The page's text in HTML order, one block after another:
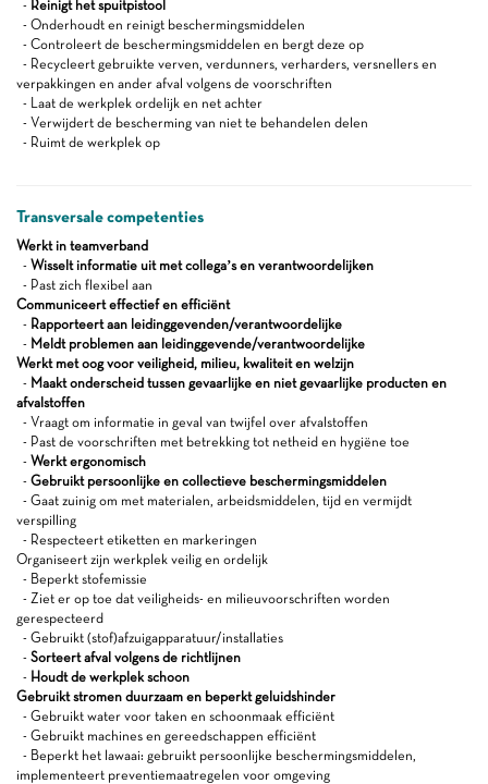
- Reinigt het spuitpistool
- Onderhoudt en reinigt beschermingsmiddelen
- Controleert de beschermingsmiddelen en bergt deze op
- Recycleert gebruikte verven, verdunners, verharders, versnellers en
verpakkingen en ander afval volgens de voorschriften
- Laat de werkplek ordelijk en net achter
- Verwijdert de bescherming van niet te behandelen delen
- Ruimt de werkplek op
Transversale competenties
Werkt in teamverband
- Wisselt informatie uit met collega’s en verantwoordelijken
- Past zich flexibel aan
Communiceert effectief en efficiënt
- Rapporteert aan leidinggevenden/verantwoordelijke
- Meldt problemen aan leidinggevende/verantwoordelijke
Werkt met oog voor veiligheid, milieu, kwaliteit en welzijn
- Maakt onderscheid tussen gevaarlijke en niet gevaarlijke producten en
afvalstoffen
- Vraagt om informatie in geval van twijfel over afvalstoffen
- Past de voorschriften met betrekking tot netheid en hygiëne toe
- Werkt ergonomisch
- Gebruikt persoonlijke en collectieve beschermingsmiddelen
- Gaat zuinig om met materialen, arbeidsmiddelen, tijd en vermijdt
verspilling
- Respecteert etiketten en markeringen
Organiseert zijn werkplek veilig en ordelijk
- Beperkt stofemissie
- Ziet er op toe dat veiligheids- en milieuvoorschriften worden
gerespecteerd
- Gebruikt (stof)afzuigapparatuur/installaties
- Sorteert afval volgens de richtlijnen
- Houdt de werkplek schoon
Gebruikt stromen duurzaam en beperkt geluidshinder
- Gebruikt water voor taken en schoonmaak efficiënt
- Gebruikt machines en gereedschappen efficiënt
- Beperkt het lawaai: gebruikt persoonlijke beschermingsmiddelen,
implementeert preventiemaatregelen voor omgeving